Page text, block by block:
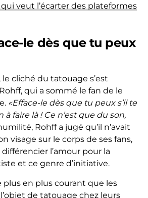
veut l’écarter des plateformes
le dès que tu peux
cliché du tatouage s’est
qui a sommé le fan de le
«Efface-le dès que tu peux s’il te
à faire là ! Ce n’est que du son,
Rohff a jugé qu’il n’avait
visage sur le corps de ses fans,
différencier l’amour pour la
et ce genre d’initiative.
plus en plus courant que les
de tatouage chez leurs